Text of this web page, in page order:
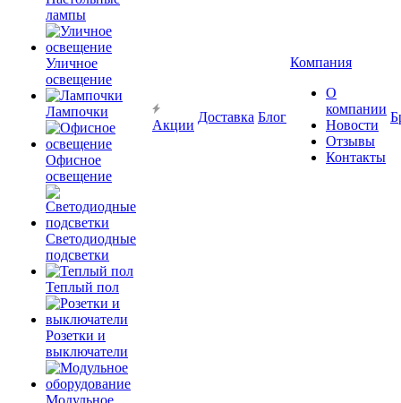
лампы
Уличное
освещение
Лампочки
Офисное
освещение
Светодиодные
подсветки
Теплый пол
Розетки и
выключатели
Модульное
Акции
Доставка Блог
Компания
О
компании
Новости
Отзывы
Контакты